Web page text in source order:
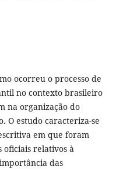
ocorreu o processo de
no contexto brasileiro
na organização do
O estudo caracteriza-se
em que foram
oficiais relativos à
das